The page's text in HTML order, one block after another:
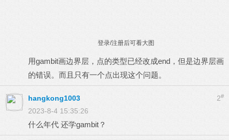
登录/注册后可看大图
用gambit画边界层，点的类型已经改成end，但是边界层画
的错误。而且只有一个点出现这个问题。
2#
hangkong1003
2023-8-4 15:35:26
什么年代 还学gambit？